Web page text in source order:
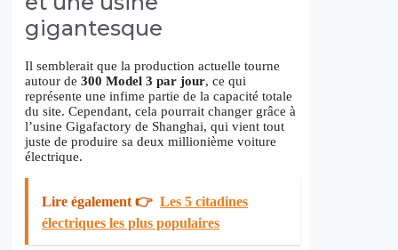
gigantesque
Il semblerait que la production actuelle tourne
autour de 300 Model 3 par jour, ce qui
représente une infime partie de la capacité totale
du site. Cependant, cela pourrait changer grâce à
l’usine Gigafactory de Shanghai, qui vient tout
juste de produire sa deux millionième voiture
électrique.
Lire également 👉 Les 5 citadines
électriques les plus populaires